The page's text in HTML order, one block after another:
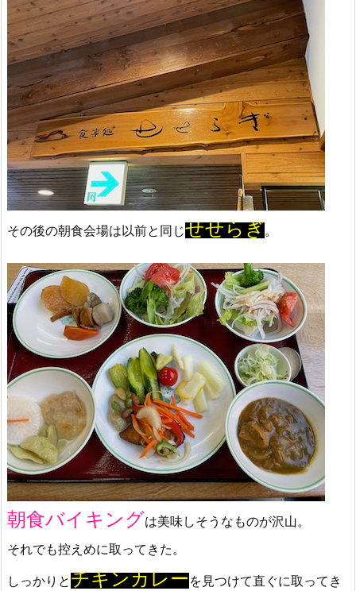
その後の朝食会場は以前と同じせせらぎ。
朝食バイキングは美味しそうなものが沢山。
それでも控えめに取ってきた。
しっかりとチキンカレーを見つけて直ぐに取ってき